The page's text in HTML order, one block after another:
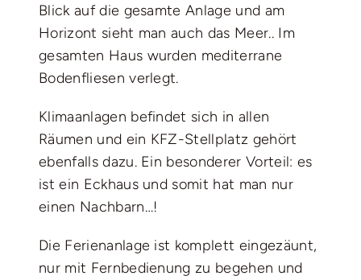
Blick auf die gesamte Anlage und am
Horizont sieht man auch das Meer.. Im
gesamten Haus wurden mediterrane
Bodenfliesen verlegt.
Klimaanlagen befindet sich in allen
Räumen und ein KFZ-Stellplatz gehört
ebenfalls dazu. Ein besonderer Vorteil: es
ist ein Eckhaus und somit hat man nur
einen Nachbarn…!
Die Ferienanlage ist komplett eingezäunt,
nur mit Fernbedienung zu begehen und